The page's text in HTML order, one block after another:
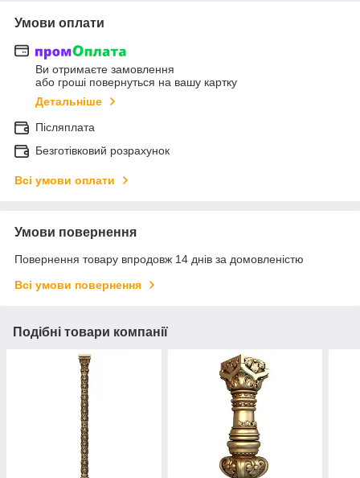
Умови оплати
Ви отримаєте замовлення
або гроші повернуться на вашу картку
Детальніше
Післяплата
Безготівковий розрахунок
Всі умови оплати
Умови повернення
Повернення товару впродовж 14 днів за домовленістю
Всі умови повернення
Подібні товари компанії